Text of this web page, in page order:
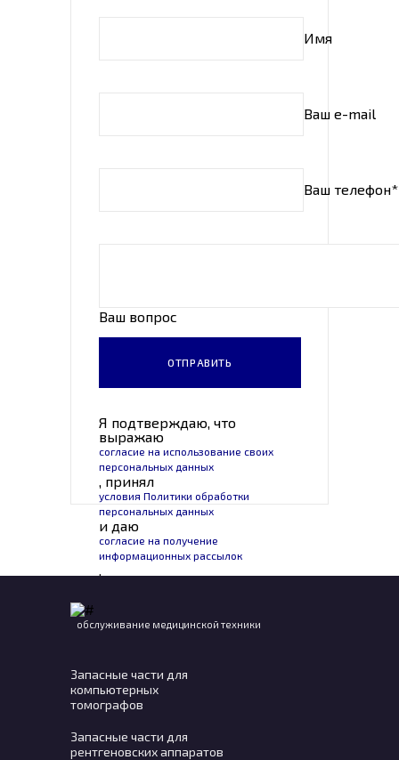
Имя
Ваш e-mail
Ваш телефон*
Ваш вопрос
Я подтверждаю, что
выражаю
согласие на использование своих
персональных данных
, принял
условия Политики обработки
персональных данных
и даю
согласие на получение
информационных рассылок
.
обслуживание медицинской техники
Запасные части для
компьютерных
томографов
Запасные части для
рентгеновских аппаратов